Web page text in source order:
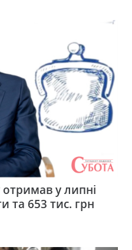
у липні
та 653 тис. грн